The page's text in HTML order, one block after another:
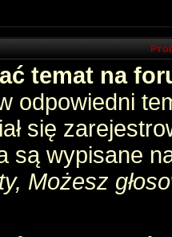
temat na
odpowiedni
się
są wypisane
Możesz